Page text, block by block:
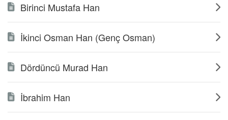
Birinci Mustafa Han
İkinci Osman Han (Genç Osman)
Dördüncü Murad Han
İbrahim Han